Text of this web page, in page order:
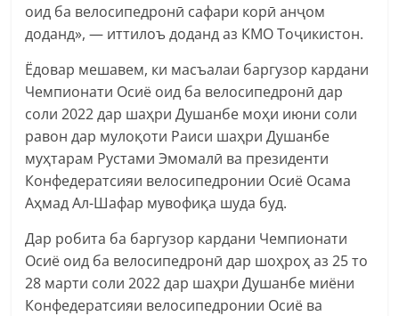
оид ба велосипедронӣ сафари корӣ анҷом
доданд», — иттилоъ доданд аз КМО Тоҷикистон.
Ёдовар мешавем, ки масъалаи баргузор кардани
Чемпионати Осиё оид ба велосипедронӣ дар
соли 2022 дар шаҳри Душанбе моҳи июни соли
равон дар мулоқоти Раиси шаҳри Душанбе
муҳтарам Рустами Эмомалӣ ва президенти
Конфедератсияи велосипедронии Осиё Осама
Аҳмад Ал-Шафар мувофиқа шуда буд.
Дар робита ба баргузор кардани Чемпионати
Осиё оид ба велосипедронӣ дар шоҳроҳ аз 25 то
28 марти соли 2022 дар шаҳри Душанбе миёни
Конфедератсияи велосипедронии Осиё ва